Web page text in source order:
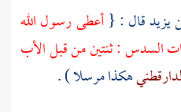
يزيدقال : {أعطى رسول الله
السدس : ثنتين من قبل الأب
هكذا مرسلا ) .